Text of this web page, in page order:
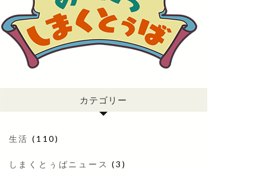
カテゴリー
生活 (110)
しまくとぅばニュース (3)